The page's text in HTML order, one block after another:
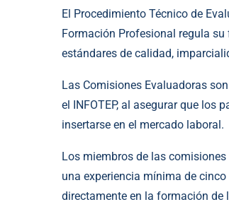
El Procedimiento Técnico de
Formación Profesional regula
estándares de calidad,
Las Comisiones Evaluadoras
el INFOTEP, al asegurar que los
insertarse en el mercado laboral.
Los miembros de las
una experiencia mínima de
directamente en la formación de